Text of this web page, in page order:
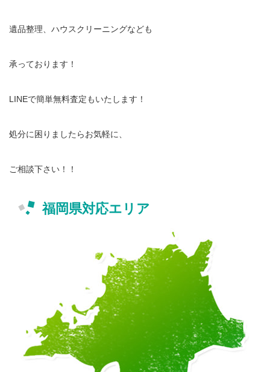
遺品整理、ハウスクリーニングなども
承っております！
LINEで簡単無料査定もいたします！
処分に困りましたらお気軽に、
ご相談下さい！！
福岡県対応エリア